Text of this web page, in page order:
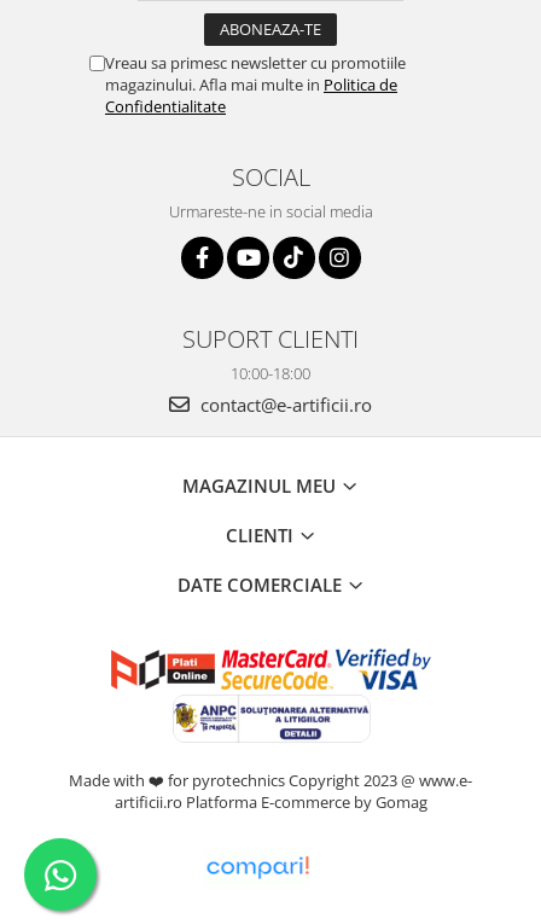
Vreau sa primesc newsletter cu promotiile
magazinului. Afla mai multe in Politica de
Confidentialitate
SOCIAL
Urmareste-ne in social media
SUPORT CLIENTI
10:00-18:00
contact@e-artificii.ro
MAGAZINUL MEU
CLIENTI
DATE COMERCIALE
Made with ❤️ for pyrotechnics Copyright 2023 @ www.e-
artificii.ro Platforma E-commerce by Gomag